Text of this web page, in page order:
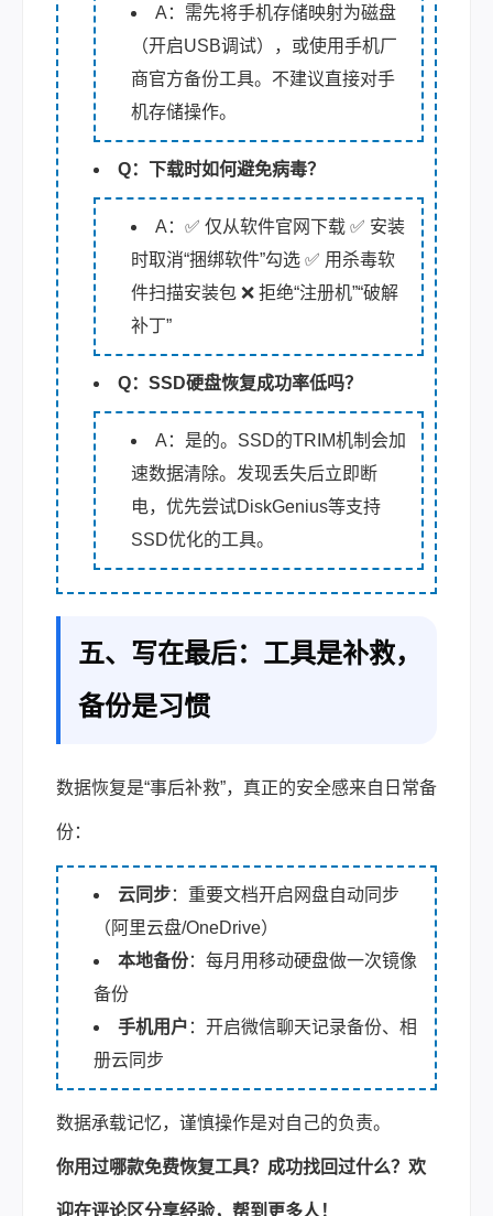
A：需先将手机存储映射为磁盘
（开启USB调试），或使用手机厂
商官方备份工具。不建议直接对手
机存储操作。
Q：下载时如何避免病毒？
A：✅ 仅从软件官网下载 ✅ 安装
时取消“捆绑软件”勾选 ✅ 用杀毒软
件扫描安装包 ❌ 拒绝“注册机”“破解
补丁”
Q：SSD硬盘恢复成功率低吗？
A：是的。SSD的TRIM机制会加
速数据清除。发现丢失后立即断
电，优先尝试DiskGenius等支持
SSD优化的工具。
五、写在最后：工具是补救，
备份是习惯
数据恢复是“事后补救”，真正的安全感来自日常备
份：
云同步：重要文档开启网盘自动同步
（阿里云盘/OneDrive）
本地备份：每月用移动硬盘做一次镜像
备份
手机用户 ：开启微信聊天记录备份、相
册云同步
数据承载记忆，谨慎操作是对自己的负责。
你用过哪款免费恢复工具？成功找回过什么？欢
迎在评论区分享经验，帮到更多人！